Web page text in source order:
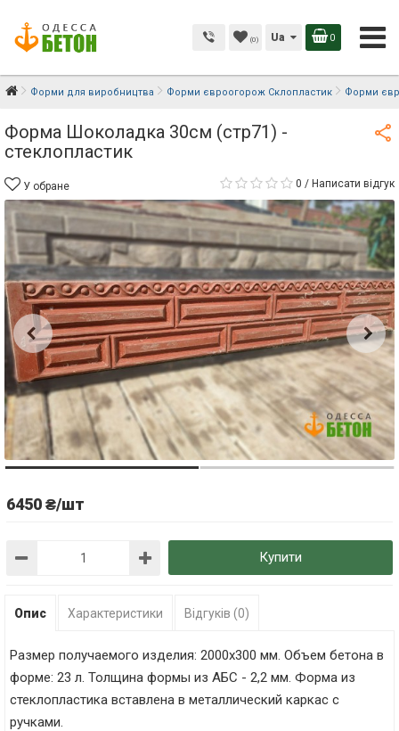
(0) Ua 0
Форми для виробництва Форми євроогорож Склопластик Форми
Форма Шоколадка 30см (стр71) -
стеклопластик
У обране 0 / Написати відгук
6450 ₴/шт
Купити
Опис Характеристики Відгуків (0)
Размер получаемого изделия: 2000х300 мм. Объем бетона в
форме: 23 л. Толщина формы из АБС - 2,2 мм. Форма из
стеклопластика вставлена в металлический каркас с
ручками.